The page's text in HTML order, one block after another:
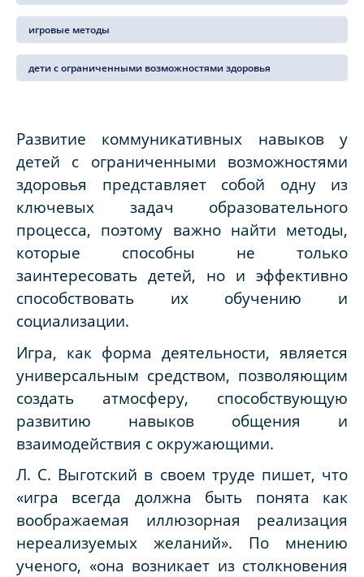
игровые методы
дети с ограниченными возможностями здоровья
Развитие коммуникативных навыков у
детей с ограниченными возможностями
здоровья представляет собой одну из
ключевых задач образовательного
процесса, поэтому важно найти методы,
которые способны не только
заинтересовать детей, но и эффективно
способствовать их обучению и
социализации.
Игра, как форма деятельности, является
универсальным средством, позволяющим
создать атмосферу, способствующую
развитию навыков общения и
взаимодействия с окружающими.
Л. С. Выготский в своем труде пишет, что
«игра всегда должна быть понята как
воображаемая иллюзорная реализация
нереализуемых желаний». По мнению
ученого, «она возникает из столкновения